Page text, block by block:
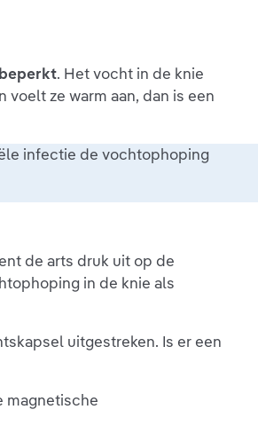
. Het vocht in de knie
ze warm aan, dan is een
infectie de vochtophoping
de arts druk uit op de
in de knie als
uitgestreken. Is er een
magnetische